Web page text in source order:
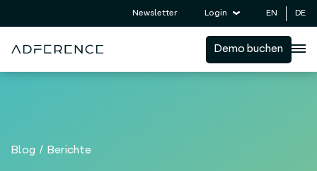
Newsletter Login EN DE
Demo buchen
Blog / Berichte